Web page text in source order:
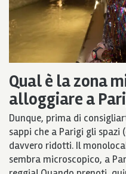
Qual è la zona
alloggiare a
Dunque, prima di
sappi che a Parigi gli spazi
davvero ridotti. Il
sembra microscopico, a